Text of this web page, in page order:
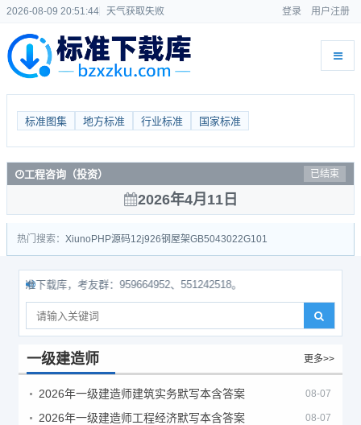
2026-08-09 20:51:45 天气获取失败 登录 用户注册
标准图集 地方标准 行业标准 国家标准
工程咨询（投资） 已结束
2026年4月11日
热门搜索： Xiuno PHP源码12j926钢屋架GB5043022G101
下载库，考友群：959664952、551242518。
一级建造师 更多>>
2026年一级建造师建筑实务默写本含答案 08-07
2026年一级建造师工程经济默写本含答案 08-07